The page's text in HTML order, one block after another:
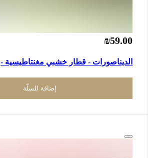
₪59.00
الديناصورات - قطار خشبي مغنتاطيسية -
إضافة للسلّة